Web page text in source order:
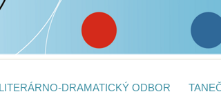
LITERÁRNO-DRAMATICKÝ ODBOR